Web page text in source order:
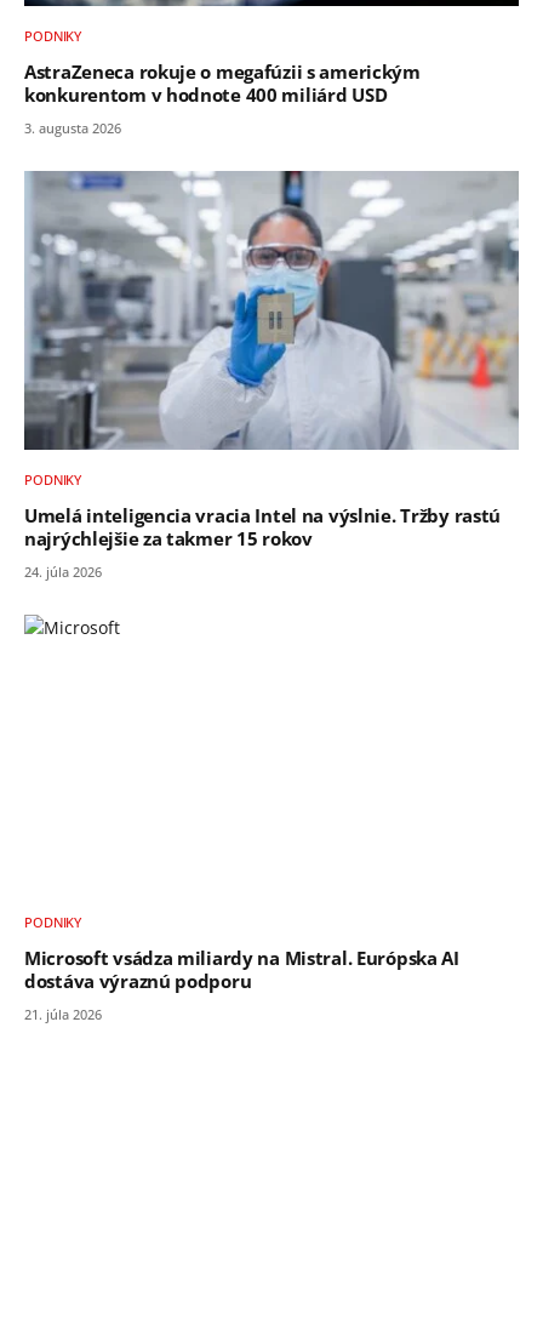
PODNIKY
AstraZeneca rokuje o megafúzii s americkým
konkurentom v hodnote 400 miliárd USD
3. augusta 2026
PODNIKY
Umelá inteligencia vracia Intel na výslnie. Tržby rastú
najrýchlejšie za takmer 15 rokov
24. júla 2026
PODNIKY
Microsoft vsádza miliardy na Mistral. Európska AI
dostáva výraznú podporu
21. júla 2026